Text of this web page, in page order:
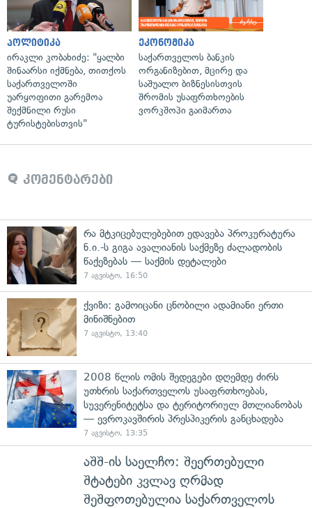
პოლიტიკა
ირაკლი კობახიძე: "ყალბი
შინაარსი იქმნება, თითქოს
საქართველოში
უარყოფითი გარემოა
შექმნილი რუსი
ტურისტებისთვის"
ეკონომიკა
საქართველოს ბანკის
ორგანიზებით, მცირე და
საშუალო ბიზნესისთვის
შრომის უსაფრთხოების
ვორკშოპი გაიმართა
კომენტარები
რა მტკიცებულებებით ედავება პროკურატურა
ნ.ი.-ს გიგა ავალიანის საქმეზე ძალადობის
წაქეზებას — საქმის დეტალები
7 აგვისტო, 16:50
ქვიზი: გამოიცანი ცნობილი ადამიანი ერთი
მინიშნებით
7 აგვისტო, 13:40
2008 წლის ომის შედეგები დღემდე ძირს
უთხრის საქართველოს უსაფრთხოებას,
სუვერენიტეტსა და ტერიტორიულ მთლიანობას
— ევროკავშირის პრესპიკერის განცხადება
7 აგვისტო, 13:35
აშშ-ის საელჩო: შეერთებული
შტატები კვლავ ღრმად
შეშფოთებულია საქართველოს